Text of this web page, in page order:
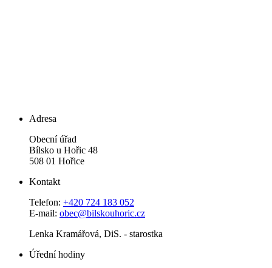
Adresa
Obecní úřad
Bílsko u Hořic 48
508 01 Hořice
Kontakt
Telefon: +420 724 183 052
E-mail: obec@bilskouhoric.cz
Lenka Kramářová, DiS. - starostka
Úřední hodiny